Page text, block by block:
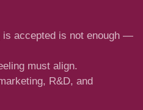
is accepted is not enough —
must align.
R&D, and